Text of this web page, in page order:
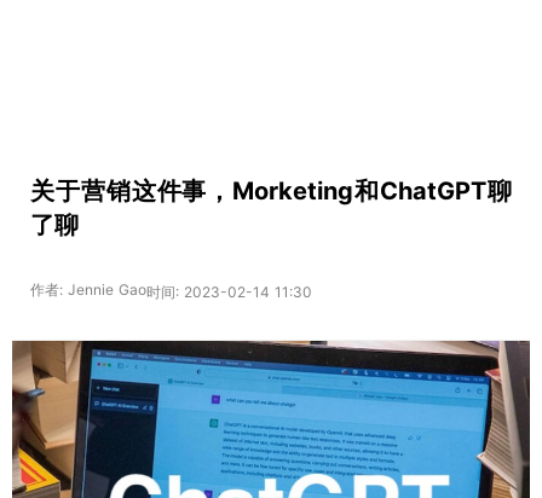
关于营销这件事，Morketing和ChatGPT聊
了聊
作者: Jennie Gao时间: 2023-02-14 11:30